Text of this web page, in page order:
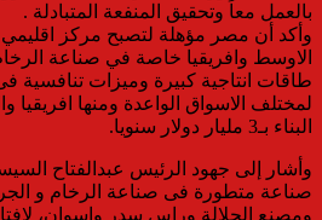
بالعمل معاً وتحقيق المنفعة المتبادلة .
وأكد أن مصر مؤهلة لتصبح مركز اقليمي
الاوسط وافريقيا خاصة في صناعة
طاقات انتاجية كبيرة وميزات تنافسية
لمختلف الاسواق الواعدة ومنها افريقيا
البناء بـ3 مليار دولار سنويا.
وأشار إلى جهود الرئيس عبدالفتاح
صناعة متطورة فى صناعة الرخام و
ومصنع الجلالة وراس سدر واسوان،